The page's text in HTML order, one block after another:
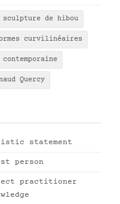
sculpture de hibou
curvilinéaires
Quercy
statement
person
practitioner